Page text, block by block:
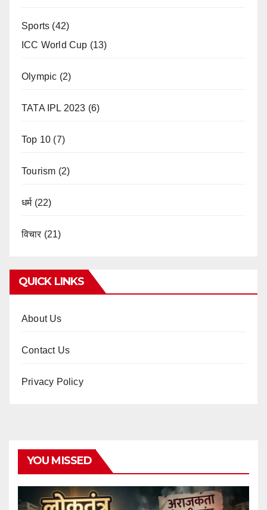
Sports (42)
ICC World Cup (13)
Olympic (2)
TATA IPL 2023 (6)
Top 10 (7)
Tourism (2)
धर्म(22)
विचार (21)
QUICK LINKS
About Us
Contact Us
Privacy Policy
YOU MISSED